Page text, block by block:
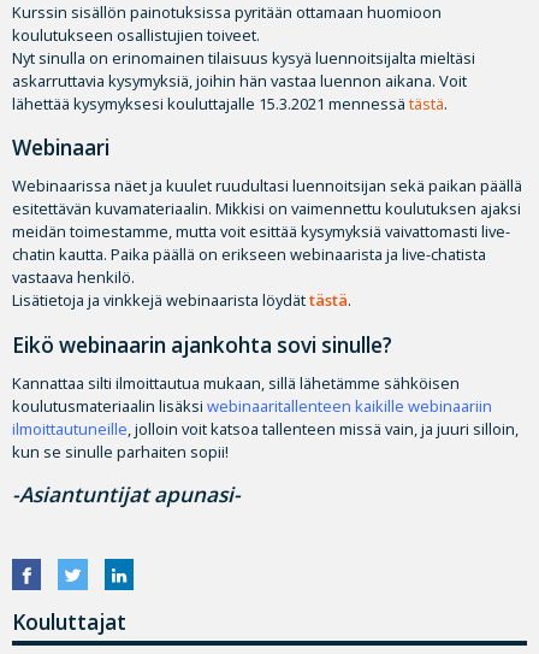
Kurssin sisällön painotuksissa pyritään ottamaan huomioon
koulutukseen osallistujien toiveet.
Nyt sinulla on erinomainen tilaisuus kysyä luennoitsijalta mieltäsi
askarruttavia kysymyksiä, joihin hän vastaa luennon aikana. Voit
lähettää kysymyksesi kouluttajalle 15.3.2021 mennessä tästä.
Webinaari
Webinaarissa näet ja kuulet ruudultasi luennoitsijan sekä paikan päällä
esitettävän kuvamateriaalin. Mikkisi on vaimennettu koulutuksen ajaksi
meidän toimestamme, mutta voit esittää kysymyksiä vaivattomasti live-
chatin kautta. Paika päällä on erikseen webinaarista ja live-chatista
vastaava henkilö.
Lisätietoja ja vinkkejä webinaarista löydättästä.
Eikö webinaarin ajankohta sovi sinulle?
Kannattaa silti ilmoittautua mukaan, sillä lähetämme sähköisen
koulutusmateriaalin lisäksi webinaaritallenteen kaikille webinaariin
ilmoittautuneille , jolloin voit katsoa tallenteen missä vain, ja juuri silloin,
kun se sinulle parhaiten sopii!
-Asiantuntijat apunasi-
Kouluttajat